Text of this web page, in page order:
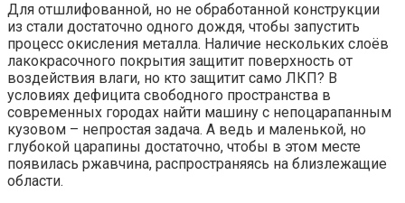
Для отшлифованной, но не обработанной конструкции
из стали достаточно одного дождя, чтобы запустить
процесс окисления металла. Наличие нескольких слоёв
лакокрасочного покрытия защитит поверхность от
воздействия влаги, но кто защитит само ЛКП? В
условиях дефицита свободного пространства в
современных городах найти машину с непоцарапанным
кузовом – непростая задача. А ведь и маленькой, но
глубокой царапины достаточно, чтобы в этом месте
появилась ржавчина, распространяясь на близлежащие
области.